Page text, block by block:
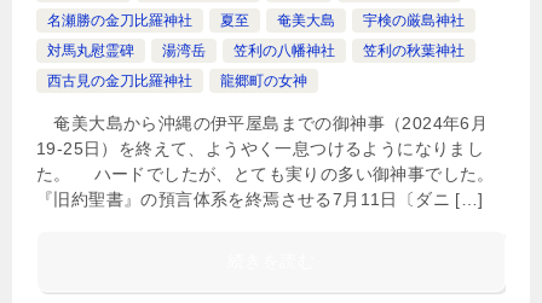
名瀬勝の金刀比羅神社
夏至 奄美大島
宇検の厳島神社
対馬丸慰霊碑
湯湾岳 笠利の八幡神社
笠利の秋葉神社
西古見の金刀比羅神社
龍郷町の女神
奄美大島から沖縄の伊平屋島までの御神事（2024年6月
19-25日）を終えて、ようやく一息つけるようになりまし
た。 ハードでしたが、とても実りの多い御神事でした。
『旧約聖書』の預言体系を終焉させる7月11日〔ダニ […]